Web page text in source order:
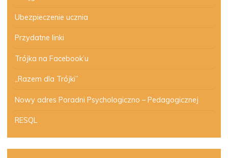
Ubezpieczenie ucznia
Przydatne linki
Trójka na Facebook’u
„Razem dla Trójki”
Nowy adres Poradni Psychologiczno – Pedagogicznej
RESQL